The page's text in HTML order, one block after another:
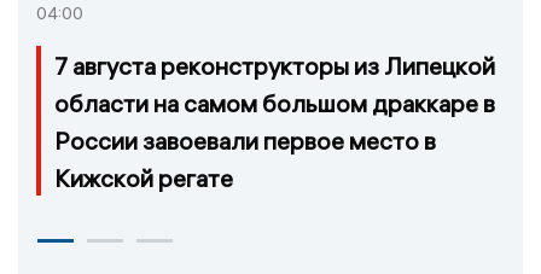
04:00
7 августа реконструкторы из Липецкой
области на самом большом драккаре в
России завоевали первое место в
Кижской регате